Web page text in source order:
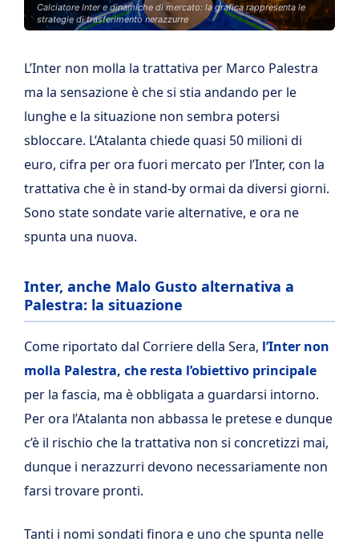
Calciatore Inter e dinamiche di mercato: la grafica rappresenta le
strategie di trasferimento nerazzurre
L’Inter non molla la trattativa per Marco Palestra
ma la sensazione è che si stia andando per le
lunghe e la situazione non sembra potersi
sbloccare. L’Atalanta chiede quasi 50 milioni di
euro, cifra per ora fuori mercato per l’Inter, con la
trattativa che è in stand-by ormai da diversi giorni.
Sono state sondate varie alternative, e ora ne
spunta una nuova.
Inter, anche Malo Gusto alternativa a
Palestra: la situazione
Come riportato dal Corriere della Sera, l’Inter non
molla Palestra, che resta l’obiettivo principale
per la fascia, ma è obbligata a guardarsi intorno.
Per ora l’Atalanta non abbassa le pretese e dunque
c’è il rischio che la trattativa non si concretizzi mai,
dunque i nerazzurri devono necessariamente non
farsi trovare pronti.
Tanti i nomi sondati finora e uno che spunta nelle